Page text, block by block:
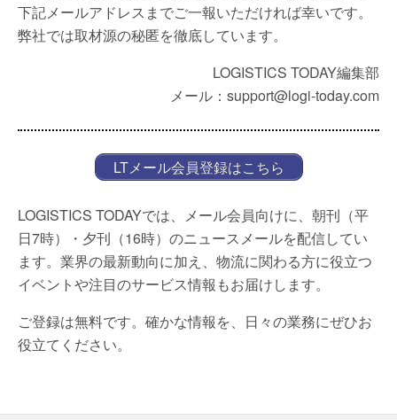
下記メールアドレスまでご一報いただければ幸いです。
弊社では取材源の秘匿を徹底しています。
LOGISTICS TODAY編集部
メール：support@logi-today.com
LTメール会員登録はこちら
LOGISTICS TODAYでは、メール会員向けに、朝刊（平
日7時）・夕刊（16時）のニュースメールを配信してい
ます。業界の最新動向に加え、物流に関わる方に役立つ
イベントや注目のサービス情報もお届けします。
ご登録は無料です。確かな情報を、日々の業務にぜひお
役立てください。